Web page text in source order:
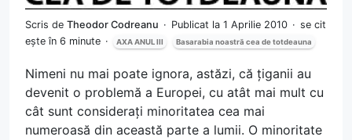
Scris de Theodor Codreanu Publicat la 1 Aprilie 2010
se cit
ește în 6 minute
AXA ANUL III Basarabia noastră cea de totdeauna
Nimeni nu mai poate ignora, astăzi, că țiganii au
devenit o problemă a Europei, cu atât mai mult cu
cât sunt considerați minoritatea cea mai
numeroasă din această parte a lumii. O minoritate